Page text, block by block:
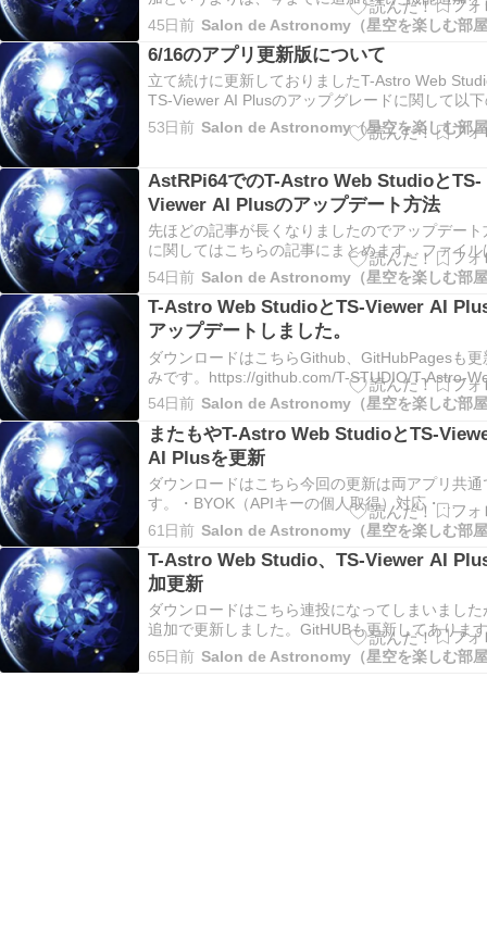
ックし、バグを解消したり、より機能を強化をし
のになります。で
45日前 Salon de Astronomy（星空を楽しむ部
6/16のアプリ更新版について
立て続けに更新しておりましたT-Astro Web
TS-Viewer AI Plusのアップグレードに関して以
具合がありました。・TS-Viewer AI PlusのAPI登
能のデグレード6
53日前 Salon de Astronomy（星空を楽しむ部
AstRPi64でのT-Astro Web StudioとTS-
Viewer AI Plusのアップデート方法
先ほどの記事が長くなりましたのでアップデート
に関してはこちらの記事にまとめます。ファイル
程の記事のリンクからダウンロードして解凍して
さい。（ＡｓｔＲ
54日前 Salon de Astronomy（星空を楽しむ部
T-Astro Web StudioとTS-Viewer AI
アップデートしました。
ダウンロードはこちらGithub、GitHubPagesも更
みです。https://github.com/T-STUDIO/T-Astro-
Studiohttps://t-studio.github.io/T-Astro-Web-
Studio/https://gith…
54日前 Salon de Astronomy（星空を楽しむ部
またもやT-Astro Web StudioとTS-
AI Plusを更新
ダウンロードはこちら今回の更新は両アプリ共通
す。・BYOK（APIキーの個人取得）対応・
nova.astrometry.net接続の復活（仕様変更への対
応）・AIサービス不具合の修正（TS
61日前 Salon de Astronomy（星空を楽しむ部
T-Astro Web Studio、TS-Viewer AI
加更新
ダウンロードはこちら連投になってしまいました
追加で更新しました。GitHUBも更新してありま
https://github.com/T-STUDIO/T-Astro-Web-
Studiohttps://github.com/T
65日前 Salon de Astronomy（星空を楽しむ部